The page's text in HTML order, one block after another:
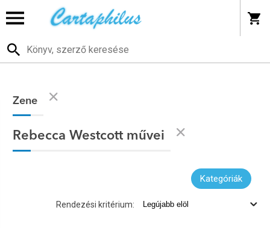
Zene
Rebecca Westcott művei
Kategóriák
Rendezési kritérium: